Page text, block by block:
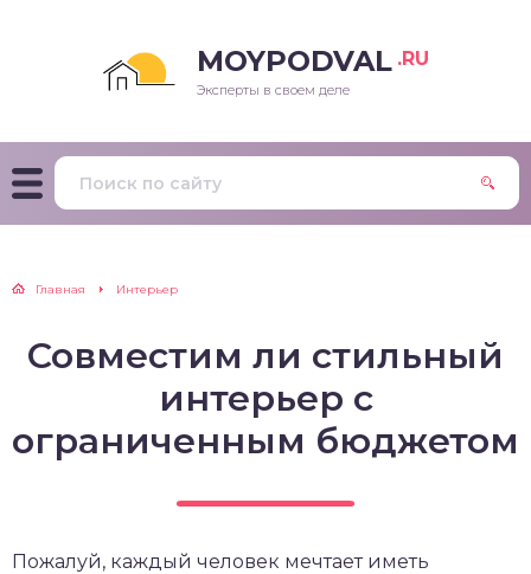
MOYPODVAL .RU
Эксперты в своем деле
Главная Интерьер
Совместим ли стильный
интерьер с
ограниченным бюджетом
Пожалуй, каждый человек мечтает иметь